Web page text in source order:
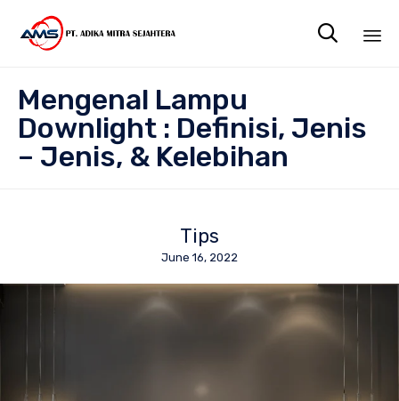

Mengenal Lampu
Downlight : Definisi, Jenis
– Jenis, & Kelebihan
Tips
June 16, 2022